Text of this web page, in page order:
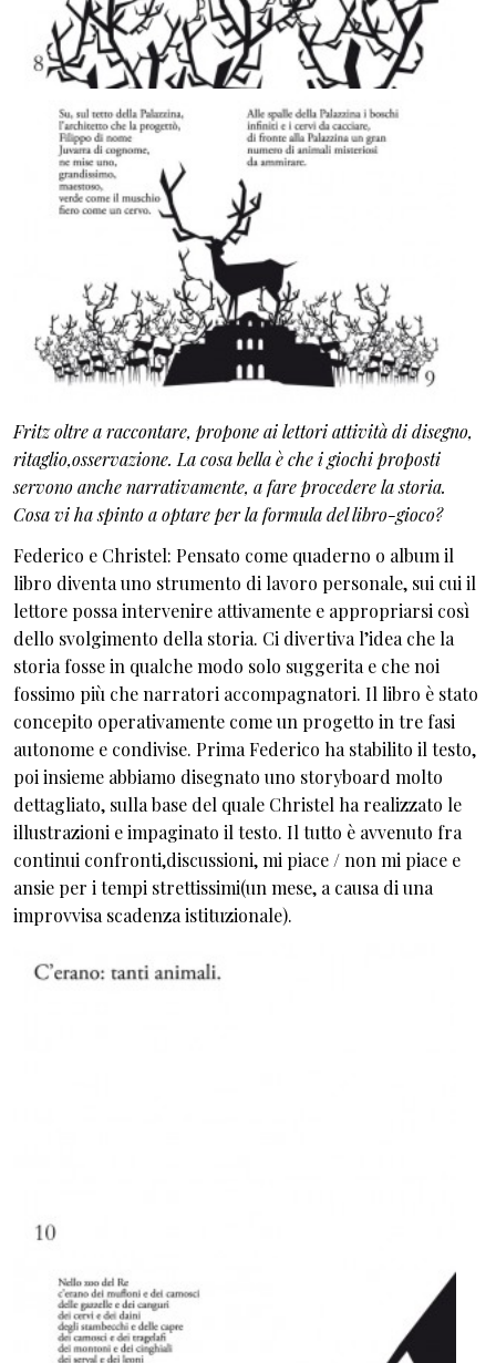
Fritz oltre a raccontare, propone ai lettori attività di disegno,
ritaglio,osservazione. La cosa bella è che i giochi proposti
servono anche narrativamente, a fare procedere la storia.
Cosa vi ha spinto a optare per la formula del libro-gioco?
Federico e Christel: Pensato come quaderno o album il
libro diventa uno strumento di lavoro personale, sui cui il
lettore possa intervenire attivamente e appropriarsi così
dello svolgimento della storia. Ci divertiva l’idea che la
storia fosse in qualche modo solo suggerita e che noi
fossimo più che narratori accompagnatori. Il libro è stato
concepito operativamente come un progetto in tre fasi
autonome e condivise. Prima Federico ha stabilito il testo,
poi insieme abbiamo disegnato uno storyboard molto
dettagliato, sulla base del quale Christel ha realizzato le
illustrazioni e impaginato il testo. Il tutto è avvenuto fra
continui confronti,discussioni, mi piace / non mi piace e
ansie per i tempi strettissimi(un mese, a causa di una
improvvisa scadenza istituzionale).